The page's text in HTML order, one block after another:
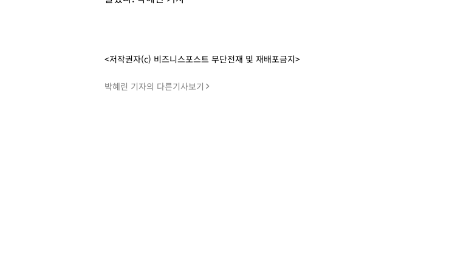
<저작권자(c) 비즈니스포스트 무단전재 및 재배포금지>
박혜린 기자의 다른기사보기